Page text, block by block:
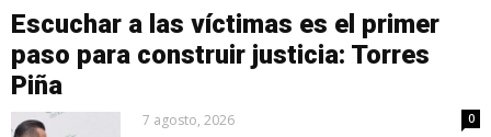
Escuchar a las víctimas es el primer
paso para construir justicia: Torres
Piña
7 agosto, 2026 0